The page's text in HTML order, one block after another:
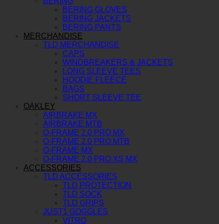
BERING GLOVES
BERING JACKETS
BERING PANTS
MERCHANDISE
TLD MERCHANDISE
CAPS
WINDBREAKERS & JACKETS
LONG SLEEVE TEES
HOODIE FLEECE
BAGS
SHORT SLEEVE TEE
OAKLEY
AIRBRAKE MX
AIRBRAKE MTB
O-FRAME 2.0 PRO MX
O-FRAME 2.0 PRO MTB
O-FRAME MX
O-FRAME 2.0 PRO XS MX
ACCESSORIES
TLD ACCESSORIES
TLD PROTECTION
TLD SOCK
TLD GRIPS
JUST1 GOGGLES
VITRO